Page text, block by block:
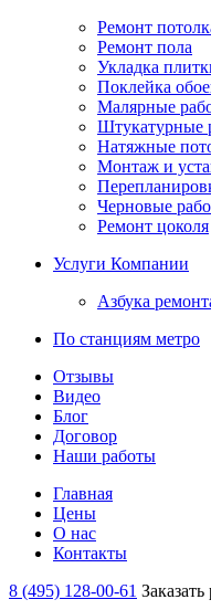
Ремонт
Ремонт пола
Укладка
Поклейка
Малярные
Штукатурные
Натяжные
Монтаж и
Черновые
Ремонт цоколя
Услуги Компании
Азбука
По станциям метро
Отзывы
Видео
Блог
Договор
Наши работы
Главная
Цены
О нас
Контакты
8 (495) 128-00-61 Заказать